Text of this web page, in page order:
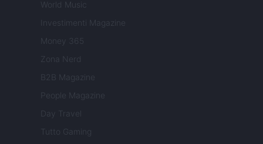
World Music
Investimenti Magazine
Money 365
Zona Nerd
B2B Magazine
People Magazine
Day Travel
Tutto Gaming